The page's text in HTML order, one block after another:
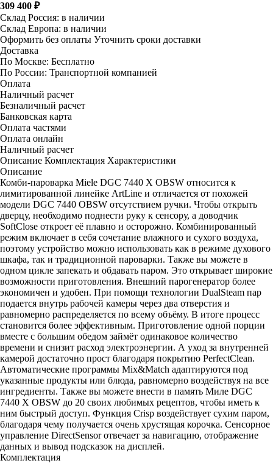
309 400 ₽
Склад Россия: в наличии
Склад Европа: в наличии
Оформить без оплаты Уточнить сроки доставки
Доставка
По Москве: Бесплатно
По России: Транспортной компанией
Оплата
Наличный расчет
Безналичный расчет
Банковская карта
Оплата частями
Оплата онлайн
Наличный расчет
Описание Комплектация Характеристики
Описание
Комби-пароварка Miele DGC 7440 X OBSW относится к
лимитированной линейке ArtLine и отличается от похожей
модели DGC 7440 OBSW отсутствием ручки. Чтобы открыть
дверцу, необходимо поднести руку к сенсору, а доводчик
SoftClose откроет её плавно и осторожно. Комбинированный
режим включает в себя сочетание влажного и сухого воздуха,
поэтому устройство можно использовать как в режиме духового
шкафа, так и традиционной пароварки. Также вы можете в
одном цикле запекать и обдавать паром. Это открывает широкие
возможности приготовления. Внешний парогенератор более
экономичен и удобен. При помощи технологии DualSteam пар
подается внутрь рабочей камеры через два отверстия и
равномерно распределяется по всему объёму. В итоге процесс
становится более эффективным. Приготовление одной порции
вместе с большим обедом займёт одинаковое количество
времени и снизит расход электроэнергии. А уход за внутренней
камерой достаточно прост благодаря покрытию PerfectClean.
Автоматические программы Mix&Match адаптируются под
указанные продукты или блюда, равномерно воздействуя на все
ингредиенты. Также вы можете внести в память Миле DGC
7440 X OBSW до 20 своих любимых рецептов, чтобы иметь к
ним быстрый доступ. Функция Crisp воздействует сухим паром,
благодаря чему получается очень хрустящая корочка. Сенсорное
управление DirectSensor отвечает за навигацию, отображение
данных и вывод подсказок на дисплей.
Комплектация